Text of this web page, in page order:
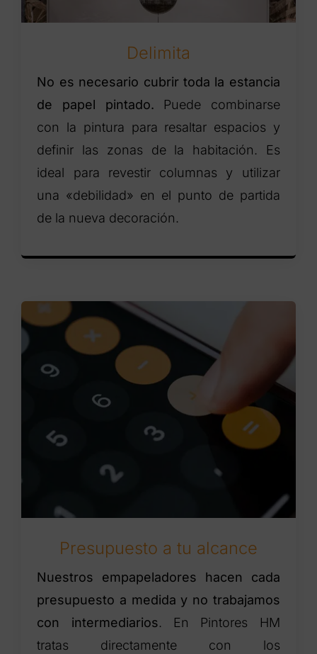
Delimita
No es necesario cubrir toda la estancia
de papel pintado. Puede combinarse
con la pintura para resaltar espacios y
definir las zonas de la habitación. Es
ideal para revestir columnas y utilizar
una «debilidad» en el punto de partida
de la nueva decoración.
Presupuesto a tu alcance
Nuestros empapeladores hacen cada
presupuesto a medida y no trabajamos
con intermediarios. En Pintores HM
tratas directamente con los